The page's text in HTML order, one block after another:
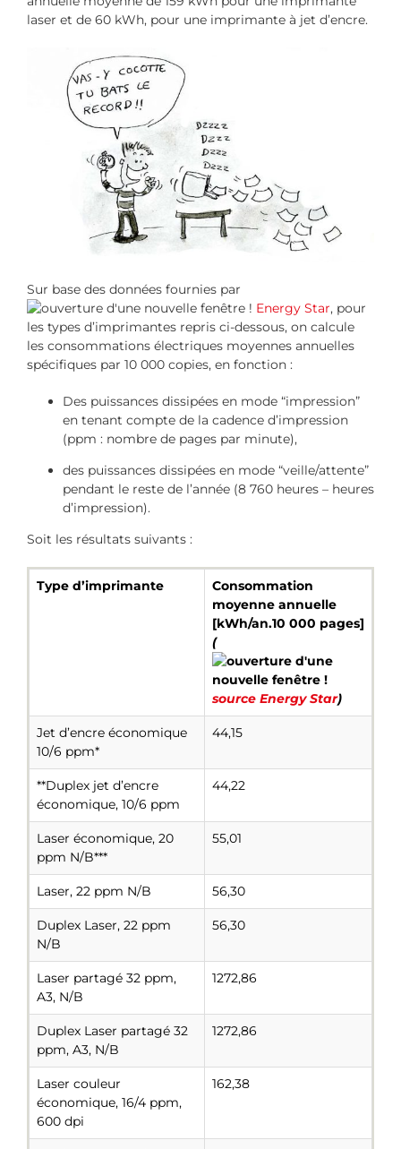
laser et de 60 kWh, pour une imprimante à jet d’encre.
Sur base des données fournies par
Energy Star, pour
les types d’imprimantes repris ci-dessous, on calcule
les consommations électriques moyennes annuelles
spécifiques par 10 000 copies, en fonction :
Des puissances dissipées en mode “impression”
en tenant compte de la cadence d’impression
(ppm : nombre de pages par minute),
des puissances dissipées en mode “veille/attente”
pendant le reste de l’année (8 760 heures – heures
d’impression).
Soit les résultats suivants :
Type d’imprimante
Consommation
moyenne annuelle
[kWh/an.10 000 pages]
(
source Energy Star)
Jet d’encre économique
10/6 ppm*
44,15
**Duplex jet d’encre
économique, 10/6 ppm
44,22
Laser économique, 20
ppm N/B***
55,01
Laser, 22 ppm N/B 56,30
Duplex Laser, 22 ppm
N/B
56,30
Laser partagé 32 ppm,
A3, N/B
1272,86
Duplex Laser partagé 32
ppm, A3, N/B
1272,86
Laser couleur
économique, 16/4 ppm,
600 dpi
162,38